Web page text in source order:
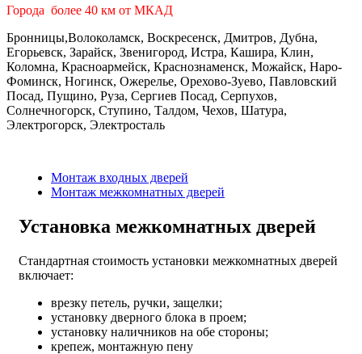
Города более 40 км от МКАД
Бронницы,Волоколамск, Воскресенск, Дмитров, Дубна,
Егорьевск, Зарайск, Звенигород, Истра, Кашира, Клин,
Коломна, Красноармейск, Краснознаменск, Можайск, Наро-
Фоминск, Ногинск, Ожерелье, Орехово-Зуево, Павловский
Посад, Пущино, Руза, Сергиев Посад, Серпухов,
Солнечногорск, Ступино, Талдом, Чехов, Шатура,
Электрогорск, Электросталь
Монтаж входных дверей
Монтаж межкомнатных дверей
Установка межкомнатных дверей
Стандартная стоимость установки межкомнатных дверей
включает:
врезку петель, ручки, защелки;
установку дверного блока в проем;
установку наличников на обе стороны;
крепеж, монтажную пену